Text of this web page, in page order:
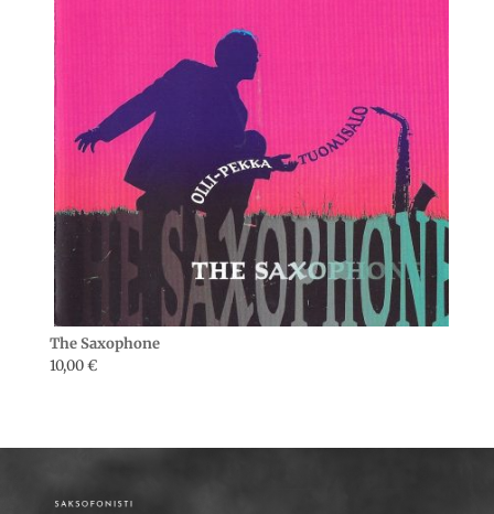
The Saxophone
10,00€